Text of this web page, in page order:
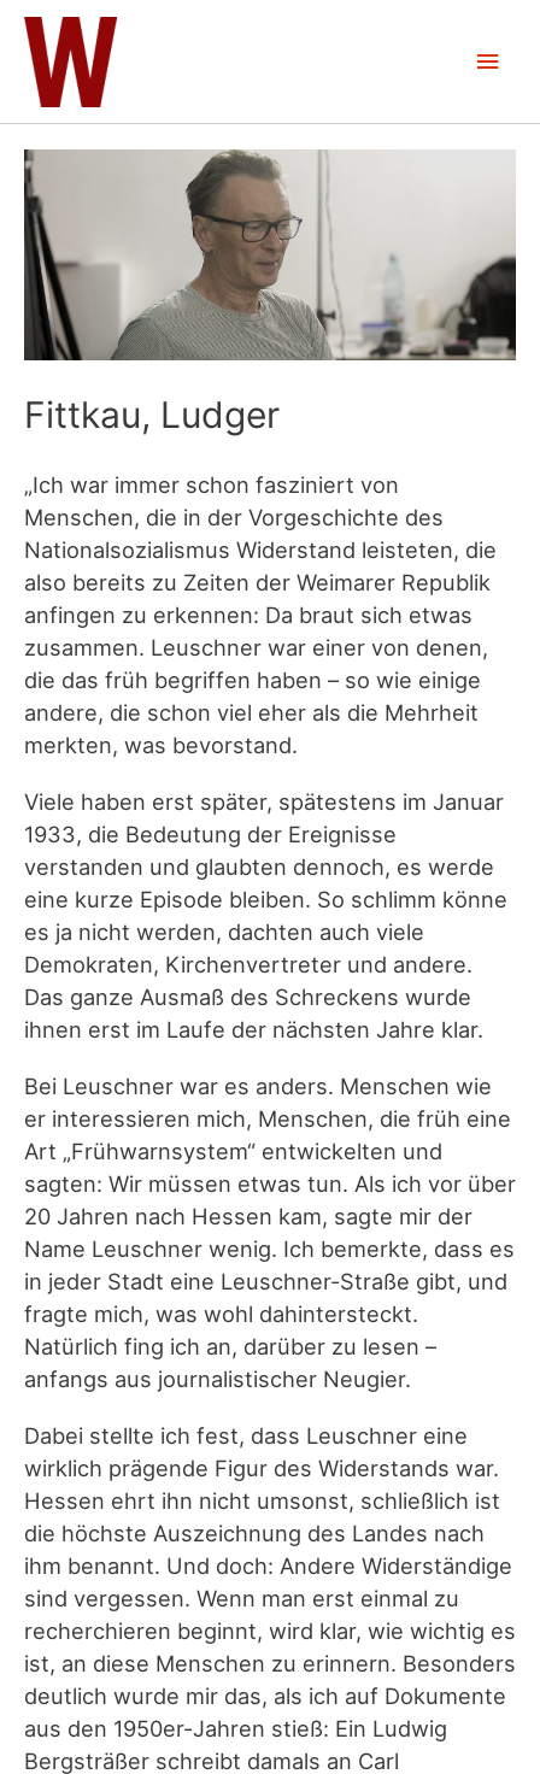
Zum
Inhalt
springen
Fittkau, Ludger
„Ich war immer schon fasziniert von
Menschen, die in der Vorgeschichte des
Nationalsozialismus Widerstand leisteten, die
also bereits zu Zeiten der Weimarer Republik
anfingen zu erkennen: Da braut sich etwas
zusammen. Leuschner war einer von denen,
die das früh begriffen haben – so wie einige
andere, die schon viel eher als die Mehrheit
merkten, was bevorstand.
Viele haben erst später, spätestens im Januar
1933, die Bedeutung der Ereignisse
verstanden und glaubten dennoch, es werde
eine kurze Episode bleiben. So schlimm könne
es ja nicht werden, dachten auch viele
Demokraten, Kirchenvertreter und andere.
Das ganze Ausmaß des Schreckens wurde
ihnen erst im Laufe der nächsten Jahre klar.
Bei Leuschner war es anders. Menschen wie
er interessieren mich, Menschen, die früh eine
Art „Frühwarnsystem“ entwickelten und
sagten: Wir müssen etwas tun. Als ich vor über
20 Jahren nach Hessen kam, sagte mir der
Name Leuschner wenig. Ich bemerkte, dass es
in jeder Stadt eine Leuschner-Straße gibt, und
fragte mich, was wohl dahintersteckt.
Natürlich fing ich an, darüber zu lesen –
anfangs aus journalistischer Neugier.
Dabei stellte ich fest, dass Leuschner eine
wirklich prägende Figur des Widerstands war.
Hessen ehrt ihn nicht umsonst, schließlich ist
die höchste Auszeichnung des Landes nach
ihm benannt. Und doch: Andere Widerständige
sind vergessen. Wenn man erst einmal zu
recherchieren beginnt, wird klar, wie wichtig es
ist, an diese Menschen zu erinnern. Besonders
deutlich wurde mir das, als ich auf Dokumente
aus den 1950er-Jahren stieß: Ein Ludwig
Bergsträßer schreibt damals an Carl